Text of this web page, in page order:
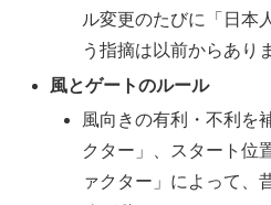
ル変更のたびに「日本
う指摘は以前からあり
風とゲートのルール
風向きの有利・不利を
クター」、スタート位
ァクター」によって、